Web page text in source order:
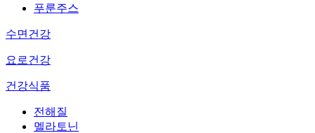
푸룬주스
수면건강
요로건강
건강식품
전해질
멜라토닌